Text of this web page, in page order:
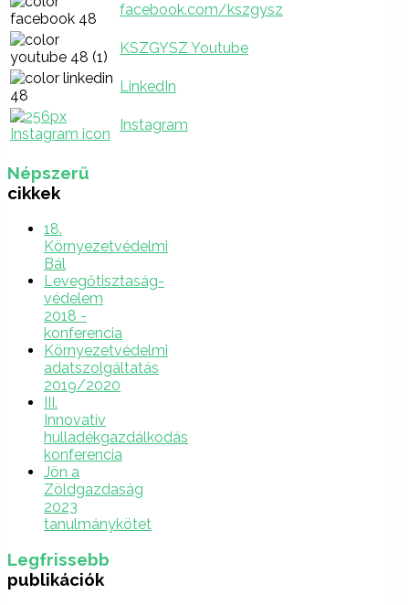
facebook.com/kszgysz
KSZGYSZ Youtube
LinkedIn
Instagram
Népszerű
cikkek
18.
Környezetvédelmi
Bál
Levegőtisztaság-
védelem
2018 -
konferencia
Környezetvédelmi
adatszolgáltatás
2019/2020
III.
Innovatív
hulladékgazdálkodás
konferencia
Jön a
Zöldgazdaság
2023
tanulmánykötet
Legfrissebb
publikációk